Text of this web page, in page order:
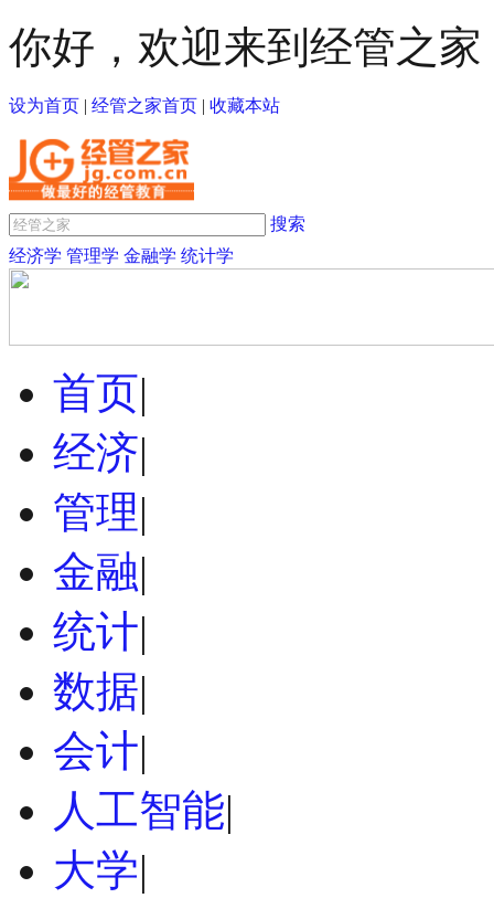
你好，欢迎来到经管之家
设为首页 | 经管之家首页 | 收藏本站
搜索
经济学 管理学 金融学 统计学
首页|
经济|
管理|
金融|
统计|
数据|
会计|
人工智能|
大学|